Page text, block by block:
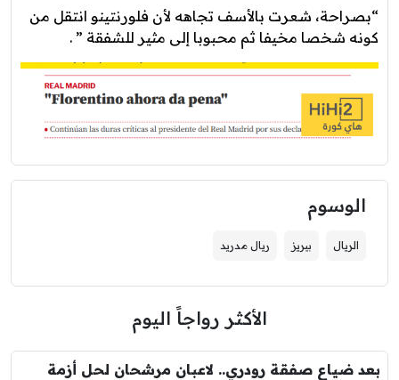
“بصراحة، شعرت بالأسف تجاهه لأن فلورنتينو انتقل من
كونه شخصا مخيفا ثم محبوبا إلى مثير للشفقة ” .
الوسوم
الريال بيريز ريال مدريد
الأكثر رواجاً اليوم
بعد ضياع صفقة رودري.. لاعبان مرشحان لحل أزمة